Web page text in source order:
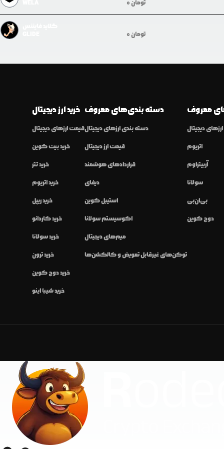
تومان0
تومان0
خرید ارز دیجیتال
قیمت ارزهای دیجیتال
خرید بیت کوین
خرید تتر
خرید اتریوم
خرید ریپل
خرید کاردانو
خرید سولانا
خرید ترون
خرید دوج کوین
خرید شیبا اینو
دسته بندی‌های معروف
دسته بندی ارزهای دیجیتال
قیمت ارز دیجیتال
قراردادهای هوشمند
دیفای
استیبل کوین
اکوسیستم سولانا
میم‌های دیجیتال
توکن‌های غیرقابل تعویض و کالکشن‌ها
معروف
دیجیتال
اتریوم
آربیتراوم
سولانا
بی‌ان‌بی
دوج کوین